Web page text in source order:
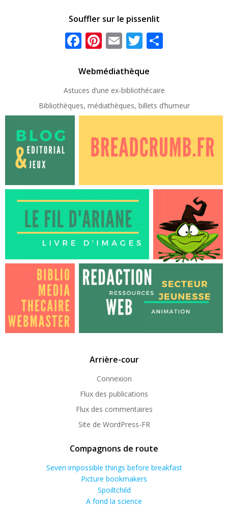
Souffler sur le pissenlit
Facebook
Pinterest
EmailTwitter
Webmédiathèque
Astuces d’une ex-bibliothécaire
Bibliothèques, médiathèques, billets d’humeur
Arrière-cour
Connexion
Flux des publications
Flux des commentaires
Site de WordPress-FR
Compagnons de route
Seven impossible things before breakfast
Picture bookmakers
Spoiltchild
A fond la science